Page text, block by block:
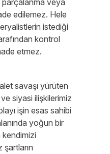
parçalanma veya
edilemez. Hele
istediği
kontrol
etmez.
savaşı yürüten
siyasi ilişkilerimiz
işin esas sahibi
yoğun bir
kendimizi